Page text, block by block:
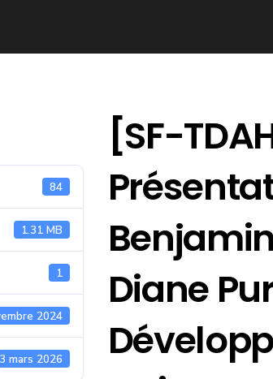
84
1.31 MB
1
2024
3 mars 2026
[SF-
Diane